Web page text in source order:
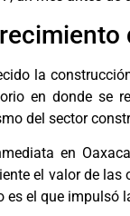
la
en donde
del sector
en
el valor de
el que